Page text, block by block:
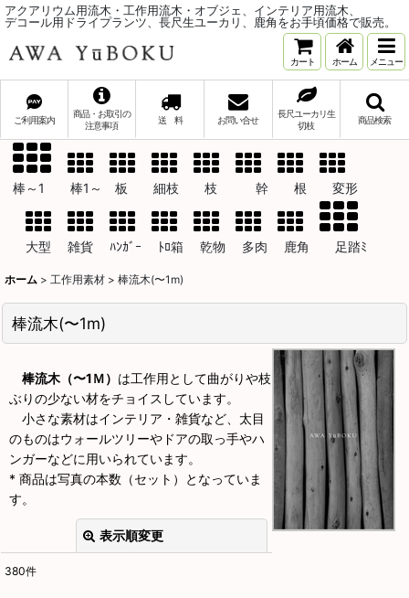
アクアリウム用流木・工作用流木・オブジェ、インテリア用流木、
デコール用ドライプランツ、長尺生ユーカリ、鹿角をお手頃価格で販売。
カート ホーム メニュー
ご利用案内
商品・お取引の
注意事項
送 料 お問い合せ
長尺ユーカリ生
切枝
商品検索
棒～1 棒1～ 板 細枝 枝 幹 根 変形
大型 雑貨 ﾊﾝｶﾞｰ ﾄﾛ箱 乾物 多肉 鹿角 足踏ﾐ
ホーム > 工作用素材 > 棒流木(〜1m)
棒流木(〜1m)
棒流木（〜1Ｍ） は工作用として曲がりや枝
ぶりの少ない材をチョイスしています。
小さな素材はインテリア・雑貨など、太目
のものはウォールツリーやドアの取っ手やハ
ンガーなどに用いられています。
* 商品は写真の本数（セット）となっていま
す。
表示順変更
380件